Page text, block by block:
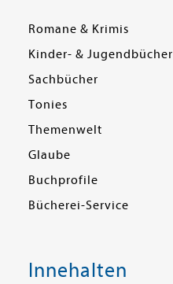
Romane & Krimis
Kinder- & Jugendbücher
Sachbücher
Tonies
Themenwelt
Glaube
Buchprofile
Bücherei-Service
Innehalten